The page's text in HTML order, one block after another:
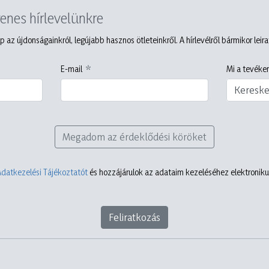
hírlevelünkre
az újdonságainkról, legújabb hasznos ötleteinkről. A hírlevélről bármikor
E-mail Mi a
Megadom az érdeklődési köröket
Tájékoztatót és hozzájárulok az adataim kezeléséhez
Feliratkozás